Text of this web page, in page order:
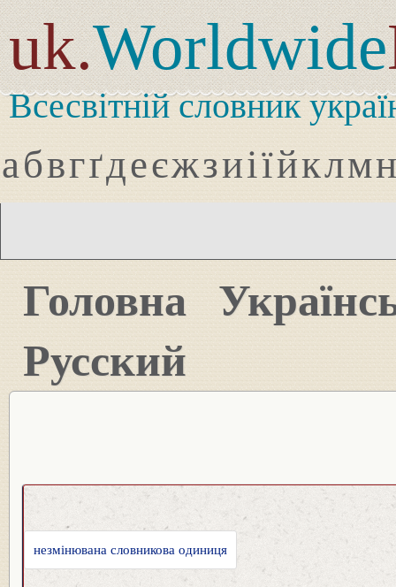
uk.Worldwide
Всесвітній словник
абвгґдеєжзиіїйклмн
Головна
Русский
незмінювана словникова одиниця